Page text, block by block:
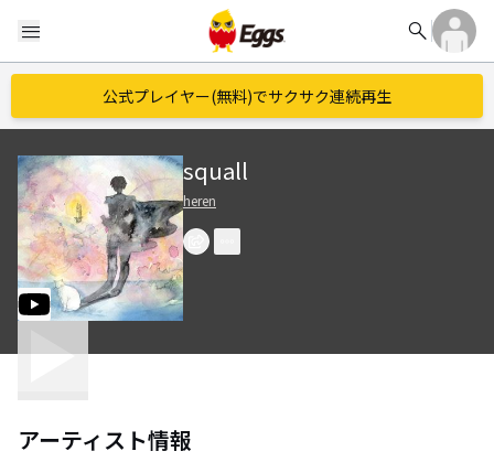
menu search
公式プレイヤー(無料)でサクサク連続再生
squall
heren
アーティスト情報